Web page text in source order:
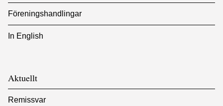
Föreningshandlingar
In English
Aktuellt
Remissvar